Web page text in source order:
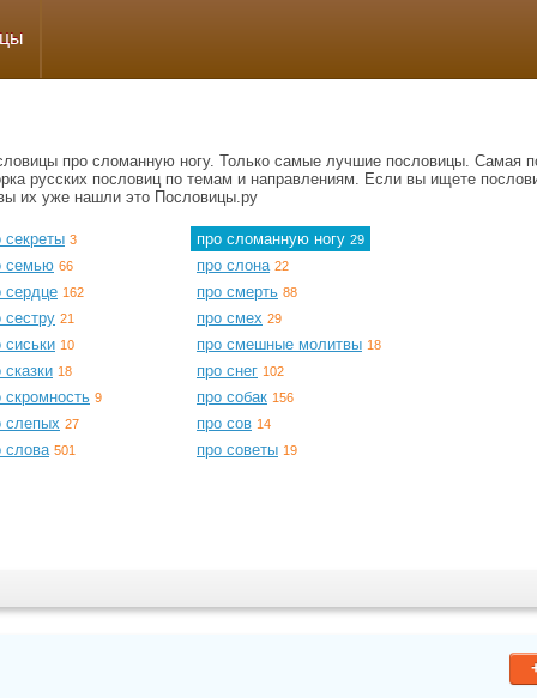
про сломанную ногу. Только самые лучшие пословицы. Самая
русских пословиц по темам и направлениям. Если вы ищете
их уже нашли это Пословицы.ру
секреты 3
семью 66
сердце 162
сестру 21
сиськи 10
сказки 18
скромность 9
слепых 27
слова 501
про сломанную ногу 29
про слона 22
про смерть 88
про смех 29
про смешные молитвы 18
про снег 102
про собак 156
про сов 14
про советы 19